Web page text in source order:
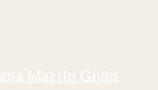
Martín Gijón